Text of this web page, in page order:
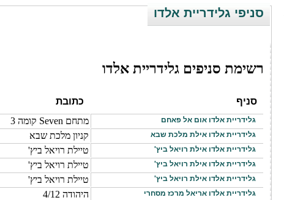
סניפי גלידריית אלדו
רשימת סניפיםגלידריית אלדו
סניף כתובת
גלידריית אלדו אום אל פאחם מתחם Seven קומה 3
גלידריית אלדו אילת מלכת שבא קניון מלכת שבא
גלידריית אלדו אילת רויאל ביץ' טיילת רויאל ביץ'
גלידריית אלדו אילת רויאל ביץ' טיילת רויאל ביץ'
גלידריית אלדו אילת רויאל ביץ' טיילת רויאל ביץ'
גלידריית אלדו אריאל מרכז מסחרי היהודה 4/12